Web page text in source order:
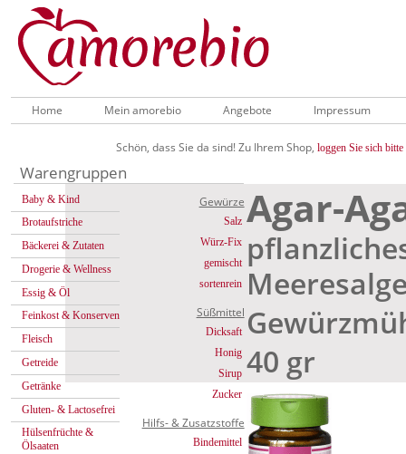
Home Mein amorebio Angebote Impressum
Schön, dass Sie da sind! Zu Ihrem Shop, loggen Sie sich bitte
Warengruppen
Baby & Kind
Brotaufstriche
Bäckerei & Zutaten
Drogerie & Wellness
Essig & Öl
Feinkost & Konserven
Fleisch
Getreide
Getränke
Gluten- & Lactosefrei
Hülsenfrüchte &
Ölsaaten
Gewürze
Salz
Würz-Fix
gemischt
sortenrein
Süßmittel
Dicksaft
Honig
Sirup
Zucker
Hilfs- & Zusatzstoffe
Bindemittel
Agar-
40 gr